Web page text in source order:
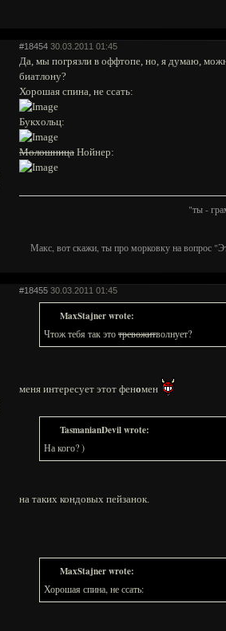
#18454 30.03.2011 01:45
Да, мы погрязли в оффтопе, но, я думаю,
биатлону?
Хорошая спина, не ссать:
Букхольц:
Молошница Нойнер:
"ты -
Макс, вот скажи, ты про морковку на вопрос
#18455 30.03.2011 01:45
MaxStajner wrote:
Чтож тебя так этотревожитволнует?
меня интересует этот феномен
TasmanianDevil wrote:
На кого? )
на таких кондовых пейзанок.
MaxStajner wrote:
Хорошая спина, не ссать: